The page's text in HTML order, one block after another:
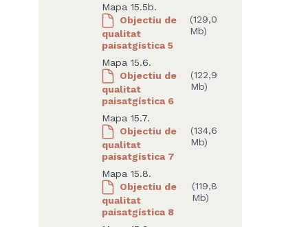
Mapa 15.5b.
Objectiu de
qualitat
paisatgística 5
(129,0
Mb)
Mapa 15.6.
Objectiu de
qualitat
paisatgística 6
(122,9
Mb)
Mapa 15.7.
Objectiu de
qualitat
paisatgística 7
(134,6
Mb)
Mapa 15.8.
Objectiu de
qualitat
paisatgística 8
(119,8
Mb)